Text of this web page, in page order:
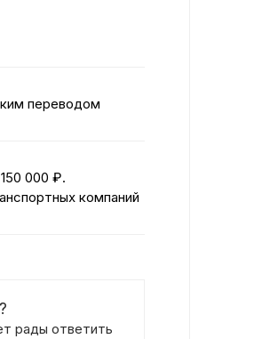
переводом
000 ₽.
компаний
рады ответить